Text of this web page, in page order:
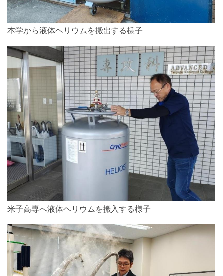
本学から液体ヘリウムを搬出する様子
米子高専へ液体ヘリウムを搬入する様子